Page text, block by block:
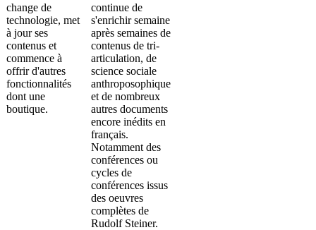
change de
technologie, met
à jour ses
contenus et
commence à
offrir d'autres
fonctionnalités
dont une
boutique.
continue de
s'enrichir semaine
après semaines de
contenus de tri-
articulation, de
science sociale
anthroposophique
et de nombreux
autres documents
encore inédits en
français.
Notamment des
conférences ou
cycles de
conférences issus
des oeuvres
complètes de
Rudolf Steiner.